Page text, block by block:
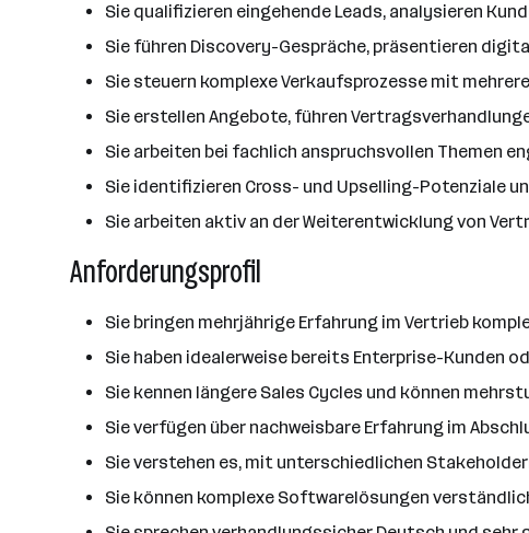
Sie qualifizieren eingehende Leads, analysieren
Sie führen Discovery-Gespräche, präsentieren
Sie steuern komplexe Verkaufsprozesse mit
Sie erstellen Angebote, führen
Sie arbeiten bei fachlich anspruchsvollen Themen
Sie identifizieren Cross- und Upselling-Potenziale
Sie arbeiten aktiv an der Weiterentwicklung von
Anforderungsprofil
Sie bringen mehrjährige Erfahrung im Vertrieb
Sie haben idealerweise bereits Enterprise-
Sie kennen längere Sales Cycles und können
Sie verfügen über nachweisbare Erfahrung im
Sie verstehen es, mit unterschiedlichen
Sie können komplexe Softwarelösungen